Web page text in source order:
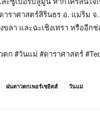
ราศาสตร์สิรินธร อ. แม่ริม จ
ลา และฉะเชิงเทรา หรืออีก
ก #วันแม่ #ดาราศาสตร์
ฝนดาวตกเพอร์เซอิดส์ วันแม่